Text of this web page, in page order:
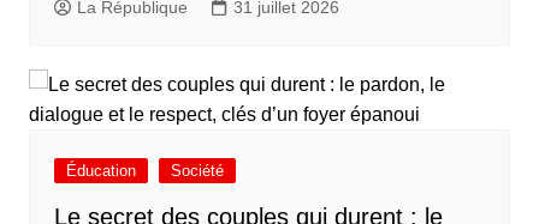
La République 31 juillet 2026
Éducation Société
Le secret des couples qui durent : le